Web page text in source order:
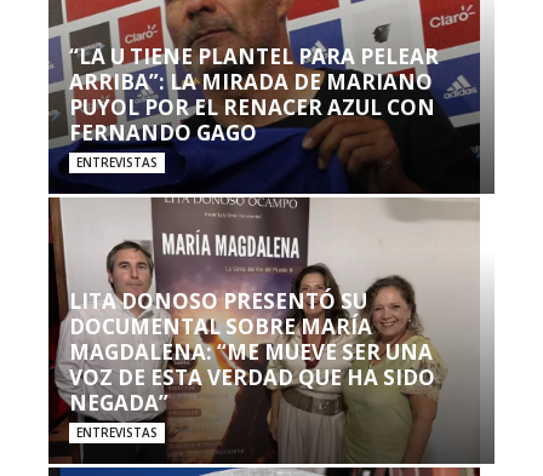
“LA U TIENE PLANTEL PARA PELEAR
ARRIBA”: LA MIRADA DE MARIANO
PUYOL POR EL RENACER AZUL CON
FERNANDO GAGO
ENTREVISTAS
LITA DONOSO PRESENTÓ SU
DOCUMENTAL SOBRE MARÍA
MAGDALENA: “ME MUEVE SER UNA
VOZ DE ESTA VERDAD QUE HA SIDO
NEGADA”
ENTREVISTAS